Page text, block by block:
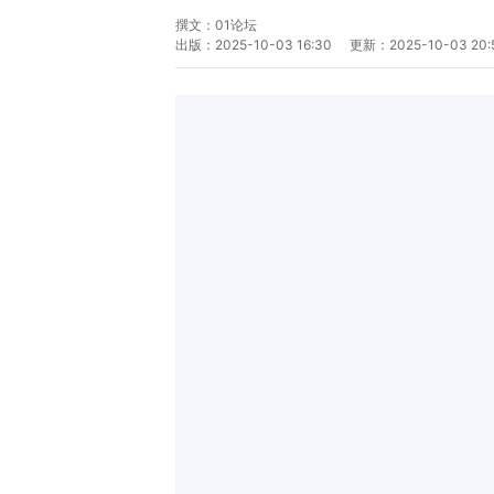
撰文： 01论坛
出版： 2025-10-03 16:30 更新： 2025-10-03